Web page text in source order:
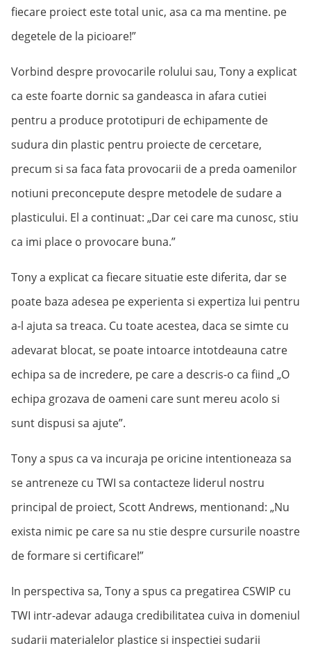
fiecare proiect este total unic, asa ca ma mentine. pe
degetele de la picioare!”
Vorbind despre provocarile rolului sau, Tony a explicat
ca este foarte dornic sa gandeasca in afara cutiei
pentru a produce prototipuri de echipamente de
sudura din plastic pentru proiecte de cercetare,
precum si sa faca fata provocarii de a preda oamenilor
notiuni preconcepute despre metodele de sudare a
plasticului. El a continuat: „Dar cei care ma cunosc, stiu
ca imi place o provocare buna.”
Tony a explicat ca fiecare situatie este diferita, dar se
poate baza adesea pe experienta si expertiza lui pentru
a-l ajuta sa treaca. Cu toate acestea, daca se simte cu
adevarat blocat, se poate intoarce intotdeauna catre
echipa sa de incredere, pe care a descris-o ca fiind „O
echipa grozava de oameni care sunt mereu acolo si
sunt dispusi sa ajute”.
Tony a spus ca va incuraja pe oricine intentioneaza sa
se antreneze cu TWI sa contacteze liderul nostru
principal de proiect, Scott Andrews, mentionand: „Nu
exista nimic pe care sa nu stie despre cursurile noastre
de formare si certificare!”
In perspectiva sa, Tony a spus ca pregatirea CSWIP cu
TWI intr-adevar adauga credibilitatea cuiva in domeniul
sudarii materialelor plastice si inspectiei sudarii